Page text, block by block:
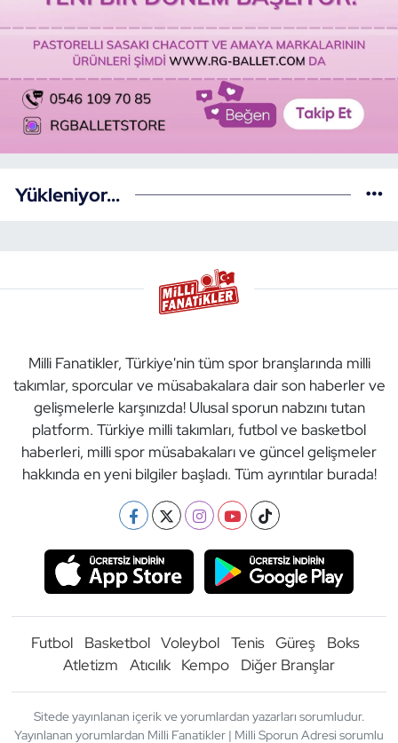
Yükleniyor...
Milli Fanatikler, Türkiye'nin tüm spor branşlarında milli
takımlar, sporcular ve müsabakalara dair son haberler ve
gelişmelerle karşınızda! Ulusal sporun nabzını tutan
platform. Türkiye milli takımları, futbol ve basketbol
haberleri, milli spor müsabakaları ve güncel gelişmeler
hakkında en yeni bilgiler başladı. Tüm ayrıntılar burada!
Futbol Basketbol Voleybol Tenis Güreş
Boks
Atletizm
Atıcılık Kempo Diğer Branşlar
Sitede yayınlanan içerik ve yorumlardan yazarları sorumludur.
Yayınlanan yorumlardan Milli Fanatikler | Milli Sporun Adresi sorumlu